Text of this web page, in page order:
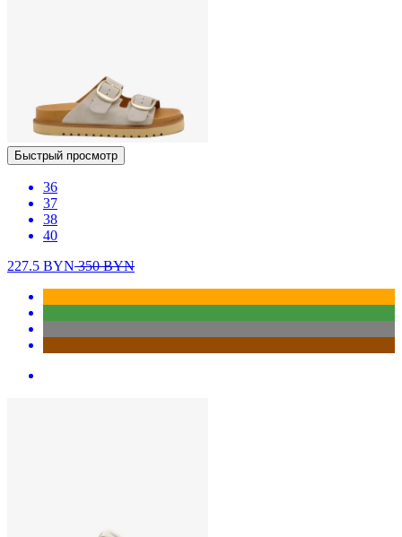
Быстрый просмотр
36
37
38
40
227.5 BYN350BYN